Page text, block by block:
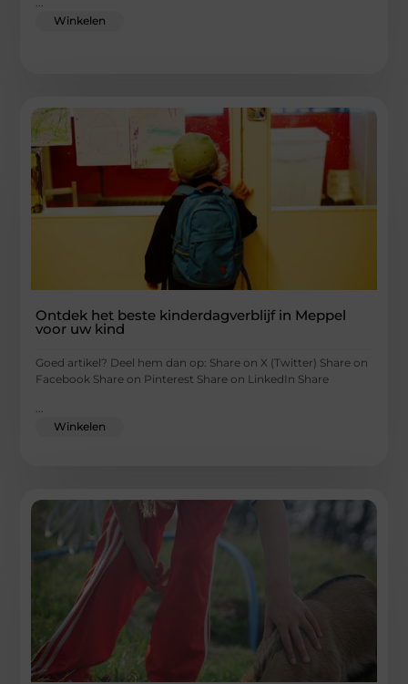
Winkelen
Ontdek het beste kinderdagverblijf in Meppel
voor uw kind
Goed artikel? Deel hem dan op: Share on X (Twitter) Share on
Facebook Share on Pinterest Share on LinkedIn Share
...
Winkelen